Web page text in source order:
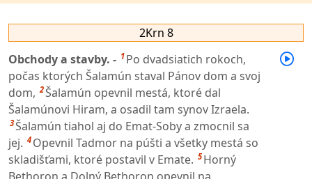
2Krn 8
Obchody a stavby. - 1 Po dvadsiatich rokoch,
počas ktorých Šalamún staval Pánov dom a svoj
dom, 2Šalamún opevnil mestá, ktoré dal
Šalamúnovi Hiram, a osadil tam synov Izraela.
3Šalamún tiahol aj do Emat-Soby a zmocnil sa
jej. 4 Opevnil Tadmor na púšti a všetky mestá so
skladišťami, ktoré postavil v Emate. 5 Horný
Bethoron a Dolný Bethoron opevnil na